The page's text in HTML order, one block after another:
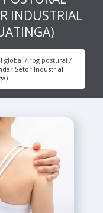
INDUSTRIAL
global
rpg postural
Setor Industrial